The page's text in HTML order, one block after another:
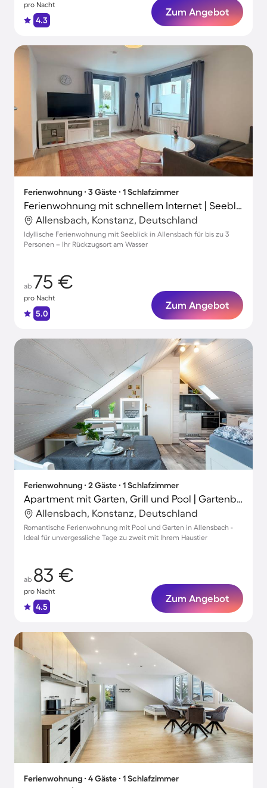
pro Nacht
4.3
Zum Angebot
Ferienwohnung ∙ 3 Gäste ∙ 1 Schlafzimmer
Ferienwohnung mit schnellem Internet | Seeblick
Allensbach, Konstanz, Deutschland
Idyllische Ferienwohnung mit Seeblick in Allensbach für bis zu 3
Personen – Ihr Rückzugsort am Wasser
ab 75 €
pro Nacht
5.0
Zum Angebot
Ferienwohnung ∙ 2 Gäste ∙ 1 Schlafzimmer
Apartment mit Garten, Grill und Pool | Gartenblick | Haustiere sind willkommen
Allensbach, Konstanz, Deutschland
Romantische Ferienwohnung mit Pool und Garten in Allensbach -
Ideal für unvergessliche Tage zu zweit mit Ihrem Haustier
ab 83 €
pro Nacht
4.5
Zum Angebot
Ferienwohnung ∙ 4 Gäste ∙ 1 Schlafzimmer